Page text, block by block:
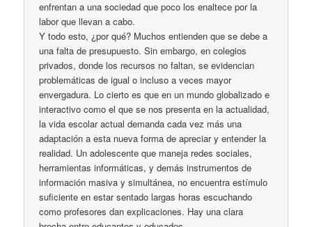
enfrentan a una sociedad que poco los enaltece por la
labor que llevan a cabo.
Y todo esto, ¿por qué? Muchos entienden que se debe a
una falta de presupuesto. Sin embargo, en colegios
privados, donde los recursos no faltan, se evidencian
problemáticas de igual o incluso a veces mayor
envergadura. Lo cierto es que en un mundo globalizado e
interactivo como el que se nos presenta en la actualidad,
la vida escolar actual demanda cada vez más una
adaptación a esta nueva forma de apreciar y entender la
realidad. Un adolescente que maneja redes sociales,
herramientas informáticas, y demás instrumentos de
información masiva y simultánea, no encuentra estímulo
suficiente en estar sentado largas horas escuchando
como profesores dan explicaciones. Hay una clara